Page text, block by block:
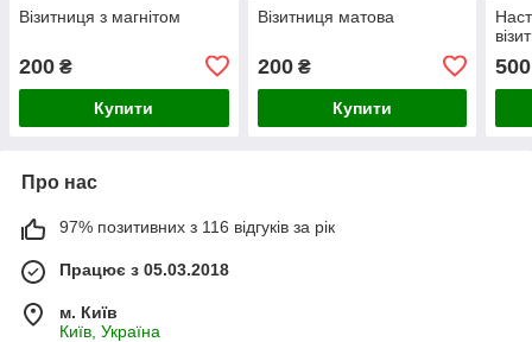
Візитниця з магнітом
200 ₴
Купити
Візитниця матова
200₴
Купити
500
Про нас
97% позитивних з 116 відгуків за рік
Працює з 05.03.2018
м. Київ
Київ, Україна